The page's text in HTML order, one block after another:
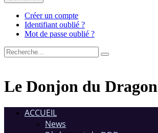
Créer un compte
Identifiant oublié ?
Mot de passe oublié ?
Le Donjon du Dragon
ACCUEIL
News